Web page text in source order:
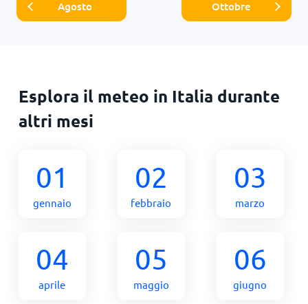
Agosto Ottobre
Esplora il meteo in Italia durante
altri mesi
01
gennaio
02
febbraio
03
marzo
04
aprile
05
maggio
06
giugno